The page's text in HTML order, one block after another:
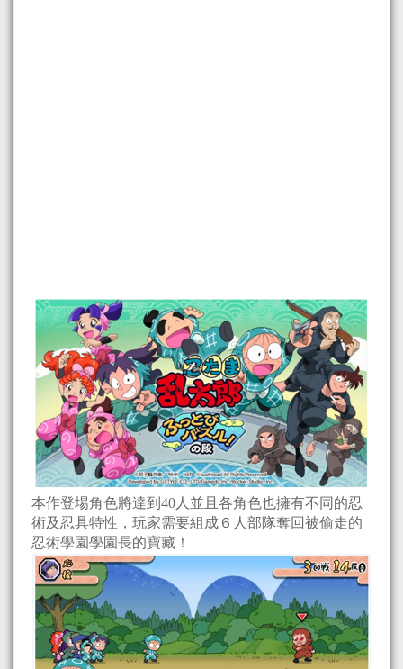
本作登場角色將達到40人並且各角色也擁有不同的忍
術及忍具特性，玩家需要組成６人部隊奪回被偷走的
忍術學園學園長的寶藏！